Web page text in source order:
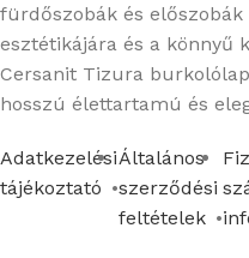
fürdőszobák és
esztétikájára és a könnyű
Cersanit Tizura
hosszú élettartamú és
Adatkezelési
tájékoztató
Általános
szerződési
feltételek